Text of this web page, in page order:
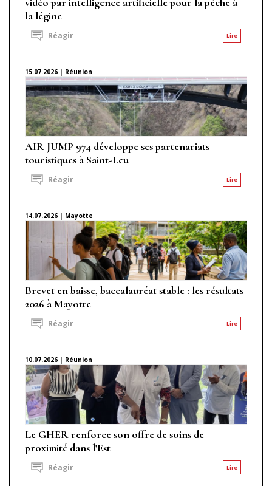
la légine
Lire
Réagir
15.07.2026 | Réunion
AIR JUMP 974 développe ses partenariats
touristiques à Saint-Leu
Lire
Réagir
14.07.2026 | Mayotte
Brevet en baisse, baccalauréat stable : les résultats
2026 à Mayotte
Lire
Réagir
10.07.2026 | Réunion
Le GHER renforce son offre de soins de
proximité dans l'Est
Lire
Réagir